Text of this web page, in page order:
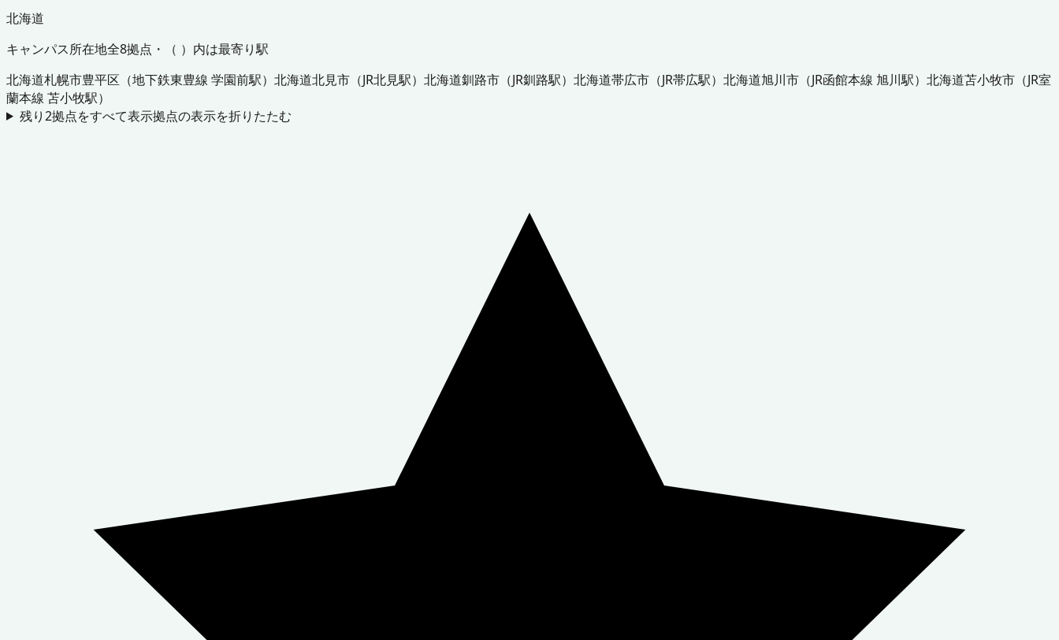
北海道
キャンパス所在地全8拠点・（ ）内は最寄り駅
北海道札幌市豊平区 （地下鉄東豊線 学園前駅） 北海道北見市 （JR北見駅） 北海道釧路市 （JR釧路駅） 北海道帯広市 （JR帯広駅） 北海道旭川市 （JR函館本線 旭川駅） 北海道苫小牧市 （JR室
蘭本線 苫小牧駅）
残り2拠点をすべて表示拠点の表示を折りたたむ